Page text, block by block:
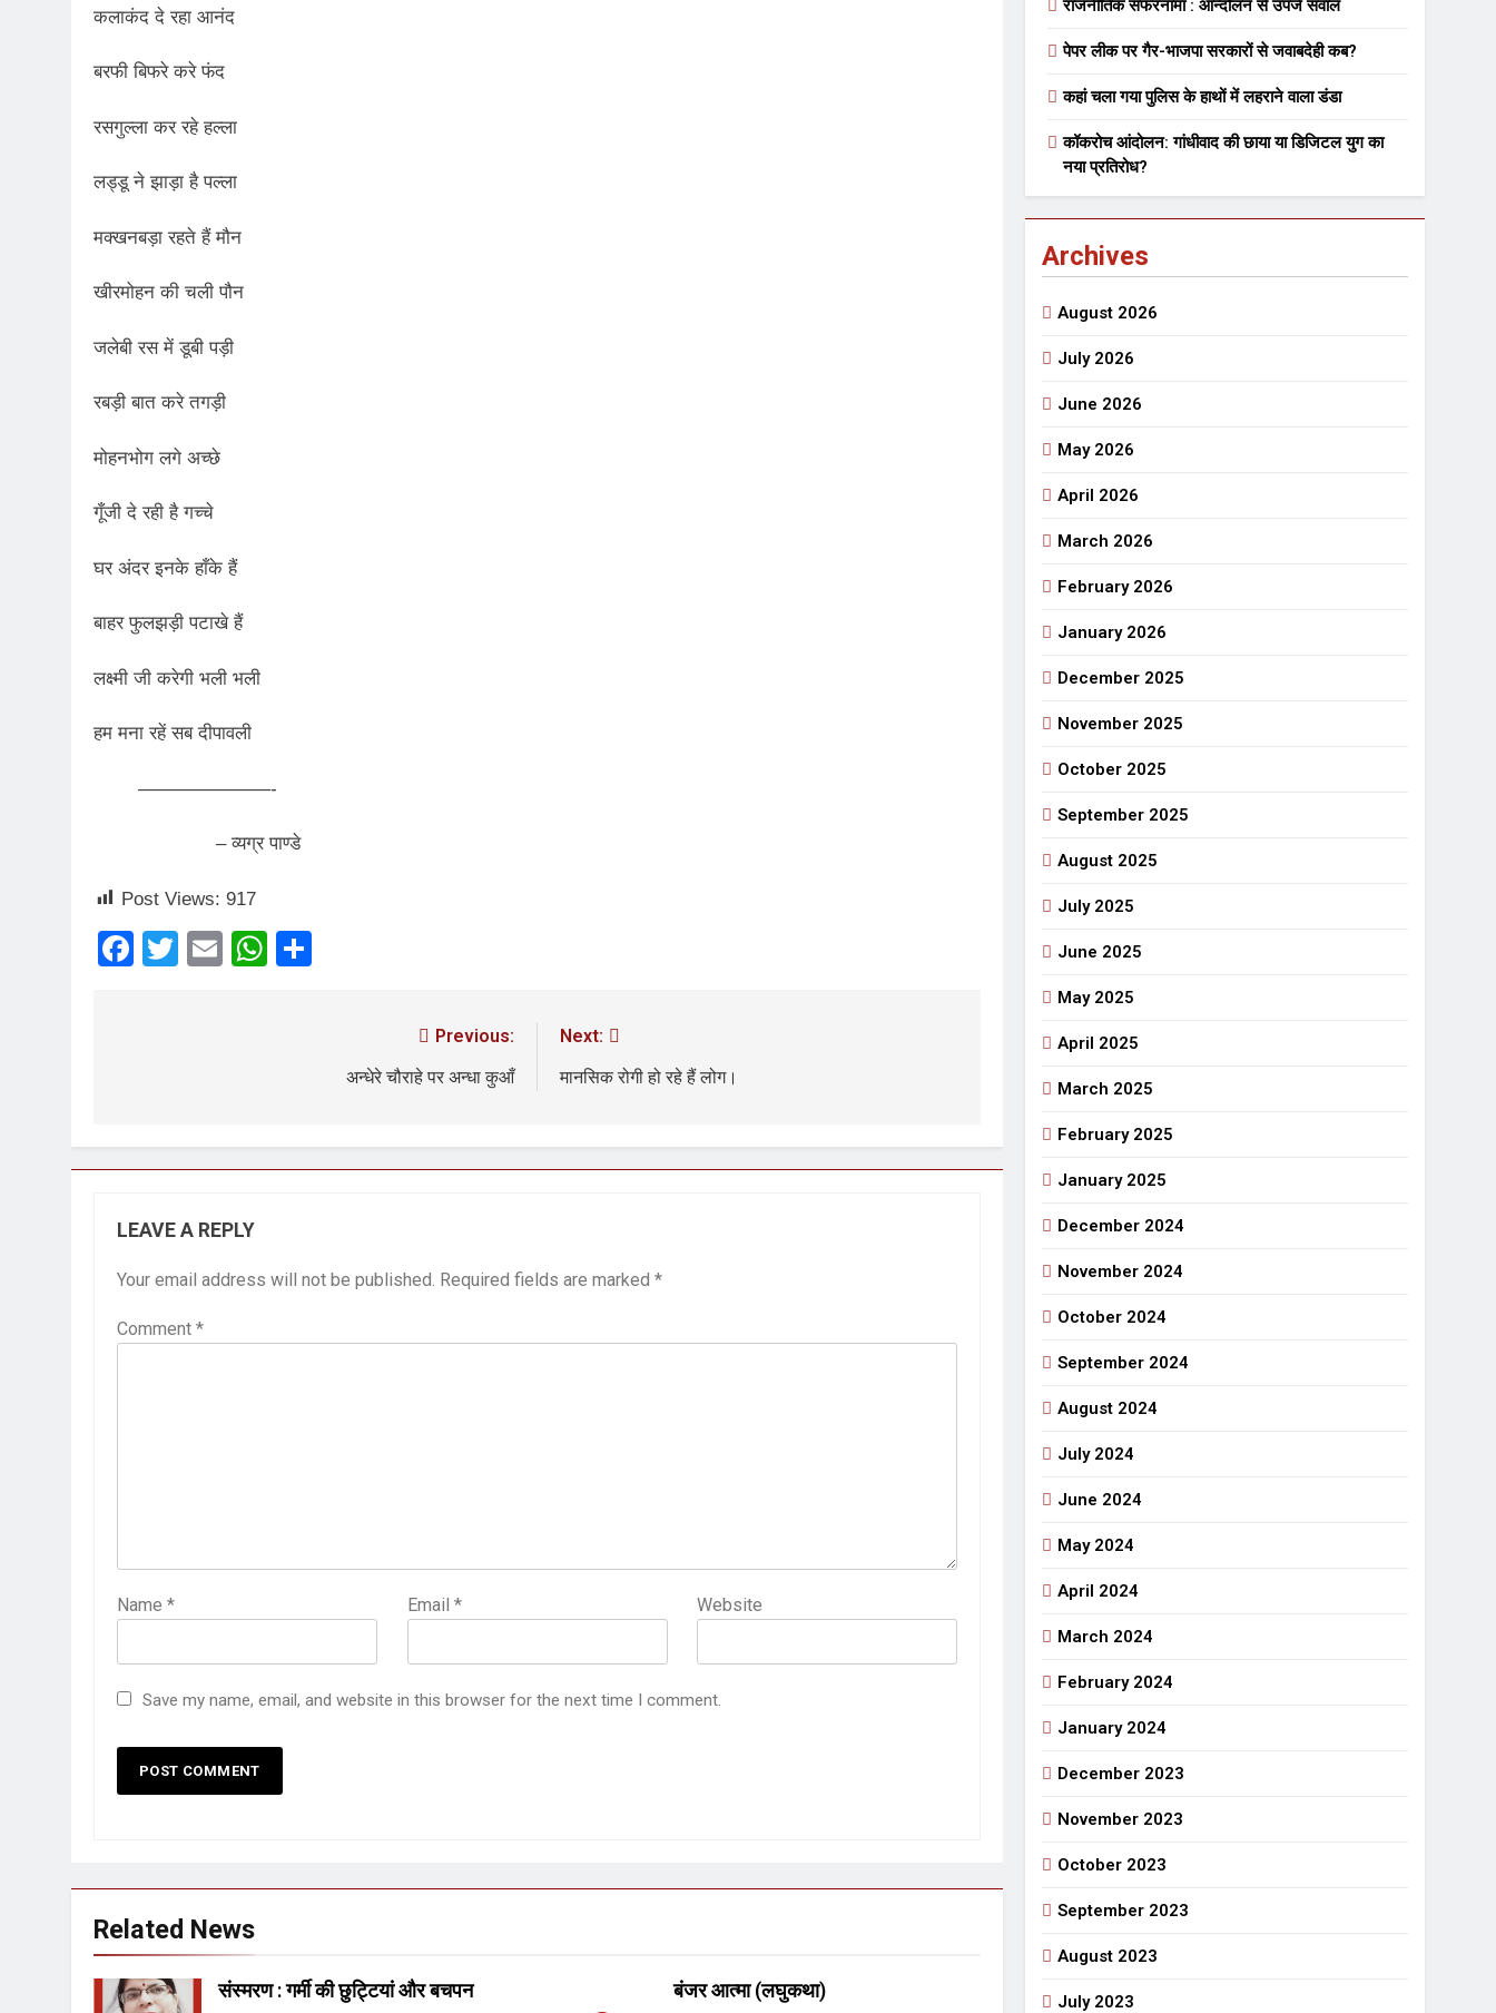
समाज सेवा मे तत्पर दानवीर परिवार
विश्व पुस्तक मेले (10-18 फरवरी) में अनुराधा प्रकाशन के स्टाल पर अपनी पुस्तक को प्रदर्शित/विमोचन हेतु संपर्क करें
3 Years Ago
श्री हनुमानजी का जन्म महोत्सव का भव्य आयोजन
राजनीतिक सफरनामा : आन्दोलन से उपजे सवाल
कहां चला गया पुलिस के हाथों में लहराने वाला डंडा
कलाकंद दे रहा आनंद
बरफी बिफरे करे फंद
रसगुल्ला कर रहे हल्ला
लड्डू ने झाड़ा है पल्ला
मक्खनबड़ा रहते हैं मौन
खीरमोहन की चली पौन
जलेबी रस में डूबी पड़ी
रबड़ी बात करे तगड़ी
मोहनभोग लगे अच्छे
गूँजी दे रही है गच्चे
घर अंदर इनके हाँके हैं
बाहर फुलझड़ी पटाखे हैं
लक्ष्मी जी करेगी भली भली
हम मना रहें सब दीपावली
———————-
– व्यग्र पाण्डे
Post Views: 917
Facebook
Twitter
EmailWhatsApp
Previous:
अन्धेरे चौराहे पर अन्धा कुआँ
Next:
मानसिक रोगी हो रहे हैं लोग।
LEAVE A REPLY
Your email address will not be published. Required fields are marked *
Comment *
Name * Email * Website
Save my name, email, and website in this browser for the next time I comment.
Related News
संस्मरण : गर्मी की छुट्टियां और बचपन बंजर आत्मा (लघुकथा)
राजनीतिक सफरनामा : आन्दोलन से उपजे सवाल
पेपर लीक पर गैर-भाजपा सरकारों से जवाबदेही कब?
कहां चला गया पुलिस के हाथों में लहराने वाला डंडा
कॉकरोच आंदोलन: गांधीवाद की छाया या डिजिटल युग का
नया प्रतिरोध?
Archives
August 2026
July 2026
June 2026
May 2026
April 2026
March 2026
February 2026
January 2026
December 2025
November 2025
October 2025
September 2025
August 2025
July 2025
June 2025
May 2025
April 2025
March 2025
February 2025
January 2025
December 2024
November 2024
October 2024
September 2024
August 2024
July 2024
June 2024
May 2024
April 2024
March 2024
February 2024
January 2024
December 2023
November 2023
October 2023
September 2023
August 2023
July 2023